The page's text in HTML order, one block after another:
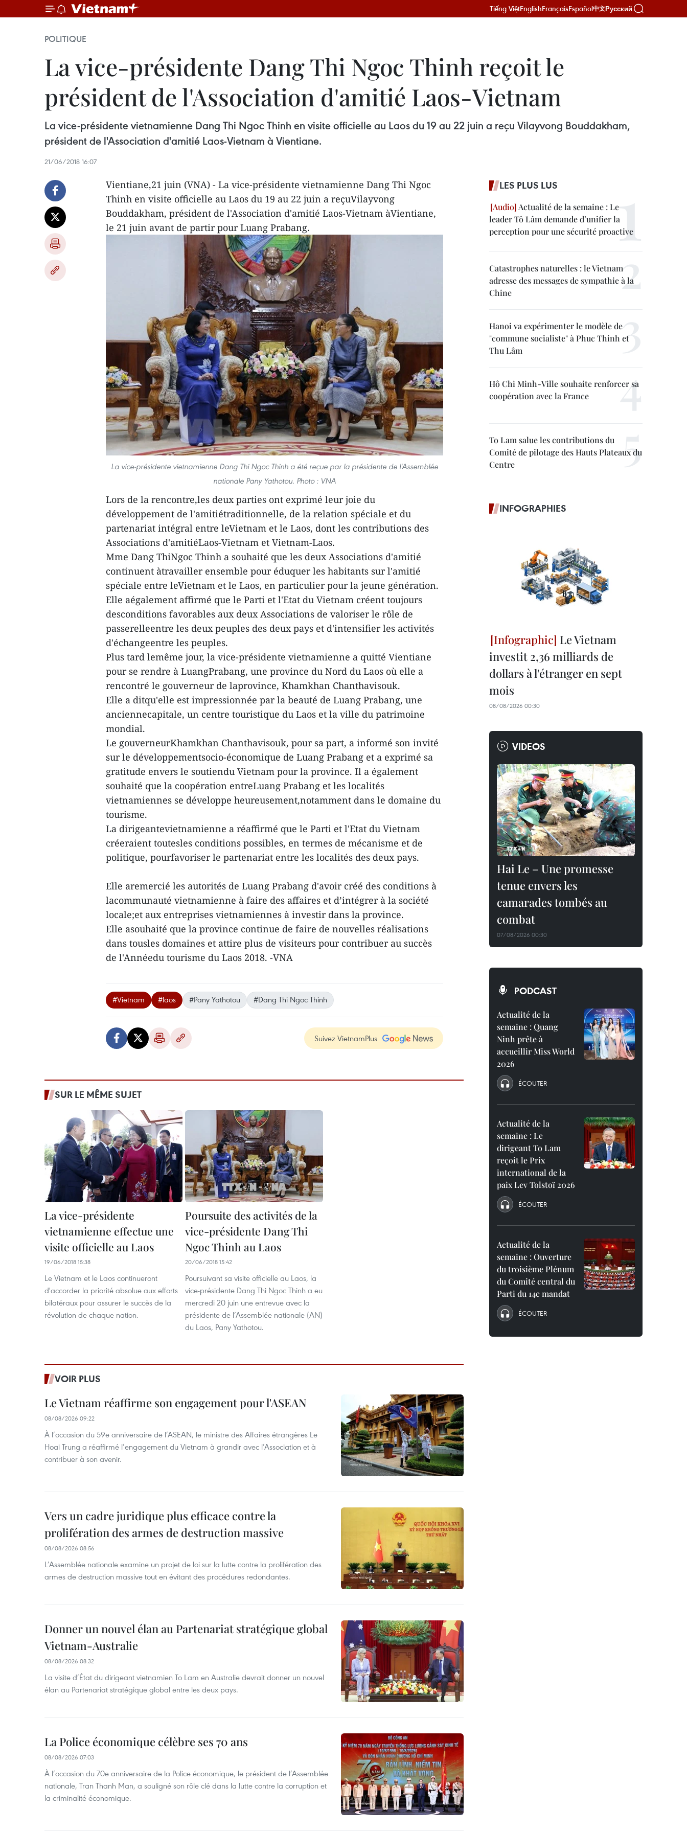
Tiếng ViệtEnglishFrançaisEspañol中文Русский
POLITIQUE
La vice-présidente Dang Thi Ngoc Thinh reçoit le
président de l'Association d'amitié Laos-Vietnam
La vice-présidente vietnamienne Dang Thi Ngoc Thinh en visite officielle au Laos du 19 au 22 juin a reçu Vilayvong Bouddakham,
président de l'Association d'amitié Laos-Vietnam à Vientiane.
21/06/2018 16:07
Vientiane,21 juin (VNA) - La vice-présidente vietnamienne Dang Thi Ngoc
Thinh en visite officielle au Laos du 19 au 22 juin a reçuVilayvong
Bouddakham, président de l'Association d'amitié Laos-Vietnam àVientiane,
le 21 juin avant de partir pour Luang Prabang.
La vice-présidente vietnamienne Dang Thi Ngoc Thinh a été reçue par la présidente de l'Assemblée
nationale Pany Yathotou. Photo : VNA
Lors de la rencontre,les deux parties ont exprimé leur joie du
développement de l'amitiétraditionnelle, de la relation spéciale et du
partenariat intégral entre leVietnam et le Laos, dont les contributions des
Associations d'amitiéLaos-Vietnam et Vietnam-Laos.
Mme Dang ThiNgoc Thinh a souhaité que les deux Associations d'amitié
continuent àtravailler ensemble pour éduquer les habitants sur l'amitié
spéciale entre leVietnam et le Laos, en particulier pour la jeune génération.
Elle aégalement affirmé que le Parti et l'Etat du Vietnam créent toujours
desconditions favorables aux deux Associations de valoriser le rôle de
passerelleentre les deux peuples des deux pays et d'intensifier les activités
d'échangeentre les peuples.
Plus tard lemême jour, la vice-présidente vietnamienne a quitté Vientiane
pour se rendre à LuangPrabang, une province du Nord du Laos où elle a
rencontré le gouverneur de laprovince, Khamkhan Chanthavisouk.
Elle a ditqu'elle est impressionnée par la beauté de Luang Prabang, une
anciennecapitale, un centre touristique du Laos et la ville du patrimoine
mondial.
Le gouverneurKhamkhan Chanthavisouk, pour sa part, a informé son invité
sur le développementsocio-économique de Luang Prabang et a exprimé sa
gratitude envers le soutiendu Vietnam pour la province. Il a également
souhaité que la coopération entreLuang Prabang et les localités
vietnamiennes se développe heureusement,notamment dans le domaine du
tourisme.
La dirigeantevietnamienne a réaffirmé que le Parti et l'Etat du Vietnam
créeraient toutesles conditions possibles, en termes de mécanisme et de
politique, pourfavoriser le partenariat entre les localités des deux pays.
Elle aremercié les autorités de Luang Prabang d'avoir créé des conditions à
lacommunauté vietnamienne à faire des affaires et d’intégrer à la société
locale;et aux entreprises vietnamiennes à investir dans la province.
Elle asouhaité que la province continue de faire de nouvelles réalisations
dans tousles domaines et attire plus de visiteurs pour contribuer au succès
de l'Annéedu tourisme du Laos 2018. -VNA
#Vietnam #laos #Pany Yathotou #Dang Thi Ngoc Thinh
Suivez VietnamPlus
SUR LE MÊME SUJET
La vice-présidente
vietnamienne effectue une
visite officielle au Laos
19/06/2018 15:38
Le Vietnam et le Laos continueront
d'accorder la priorité absolue aux efforts
bilatéraux pour assurer le succès de la
révolution de chaque nation.
Poursuite des activités de la
vice-présidente Dang Thi
Ngoc Thinh au Laos
20/06/2018 15:42
Poursuivant sa visite officielle au Laos, la
vice-présidente Dang Thi Ngoc Thinh a eu
mercredi 20 juin une entrevue avec la
présidente de l’Assemblée nationale (AN)
du Laos, Pany Yathotou.
VOIR PLUS
Le Vietnam réaffirme son engagement pour l'ASEAN
08/08/2026 09:22
À l’occasion du 59e anniversaire de l’ASEAN, le ministre des Affaires étrangères Le
Hoai Trung a réaffirmé l’engagement du Vietnam à grandir avec l’Association et à
contribuer à son avenir.
Vers un cadre juridique plus efficace contre la
prolifération des armes de destruction massive
08/08/2026 08:56
L’Assemblée nationale examine un projet de loi sur la lutte contre la prolifération des
armes de destruction massive tout en évitant des procédures redondantes.
Donner un nouvel élan au Partenariat stratégique global
Vietnam-Australie
08/08/2026 08:32
La visite d’État du dirigeant vietnamien To Lam en Australie devrait donner un nouvel
élan au Partenariat stratégique global entre les deux pays.
La Police économique célèbre ses 70 ans
08/08/2026 07:03
À l’occasion du 70e anniversaire de la Police économique, le président de l’Assemblée
nationale, Tran Thanh Man, a souligné son rôle clé dans la lutte contre la corruption et
la criminalité économique.
LES PLUS LUS
Actualité de la semaine : Le
leader Tô Lâm demande d’unifier la
perception pour une sécurité proactive
Catastrophes naturelles : le Vietnam
adresse des messages de sympathie à la
Chine
Hanoi va expérimenter le modèle de
"commune socialiste" à Phuc Thinh et
Thu Lâm
Hô Chi Minh-Ville souhaite renforcer sa
coopération avec la France
To Lam salue les contributions du
Comité de pilotage des Hauts Plateaux du
Centre
INFOGRAPHIES
Le Vietnam
investit 2,36 milliards de
dollars à l'étranger en sept
mois
08/08/2026 00:30
VIDEOS
Hai Le – Une promesse
tenue envers les
camarades tombés au
combat
07/08/2026 00:30
PODCAST
Actualité de la
semaine : Quang
Ninh prête à
accueillir Miss World
2026
ÉCOUTER
Actualité de la
semaine : Le
dirigeant To Lam
reçoit le Prix
international de la
paix Lev Tolstoï 2026
ÉCOUTER
Actualité de la
semaine : Ouverture
du troisième Plénum
du Comité central du
Parti du 14e mandat
ÉCOUTER